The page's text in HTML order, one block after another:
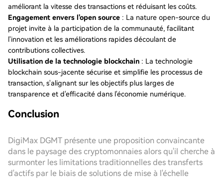
améliorant la vitesse des transactions et réduisant les coûts.
Engagement envers l'open source : La nature open-source du
projet invite à la participation de la communauté, facilitant
l'innovation et les améliorations rapides découlant de
contributions collectives.
Utilisation de la technologie blockchain : La technologie
blockchain sous-jacente sécurise et simplifie les processus de
transaction, s'alignant sur les objectifs plus larges de
transparence et d'efficacité dans l'économie numérique.
Conclusion
DigiMax DGMT présente une proposition convaincante
dans le paysage des cryptomonnaies alors qu'il cherche à
surmonter les limitations traditionnelles des transferts
d'actifs par le biais de solutions de mise à l'échelle